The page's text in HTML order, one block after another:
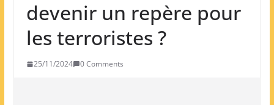
devenir un repère pour
les terroristes ?
25/11/2024 0 Comments